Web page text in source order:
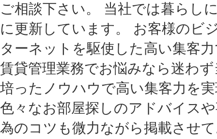
ご相談下さい。 当社では暮らし
に更新しています。 お客様のビ
ターネットを駆使した高い集客
賃貸管理業務でお悩みなら迷わ
培ったノウハウで高い集客力を
色々なお部屋探しのアドバイス
為のコツも微力ながら掲載させ